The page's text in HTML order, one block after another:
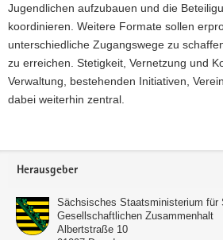
Jugendlichen aufzubauen und die
koordinieren. Weitere Formate sollen
unterschiedliche Zugangswege zu
zu erreichen. Stetigkeit, Vernetzung und
Verwaltung, bestehenden Initiativen,
dabei weiterhin zentral.
Footer-
Herausgeber
Sächsisches Staatsministerium für
Gesellschaftlichen Zusammenhalt
Albertstraße 10